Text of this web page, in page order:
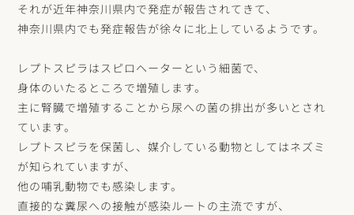
それが近年神奈川県内で発症が報告されてきて、
神奈川県内でも発症報告が徐々に北上しているようです。
レプトスピラはスピロヘーターという細菌で、
身体のいたるところで増殖します。
主に腎臓で増殖することから尿への菌の排出が多いとされ
ています。
レプトスピラを保菌し、媒介している動物としてはネズミ
が知られていますが、
他の哺乳動物でも感染します。
直接的な糞尿への接触が感染ルートの主流ですが、